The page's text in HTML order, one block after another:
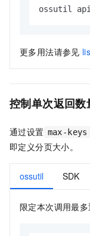
ossutil
更多用法请参见
控制单次返回数
通过设置 max-keys
即定义分页大小。
ossutil SDK
限定本次调用最